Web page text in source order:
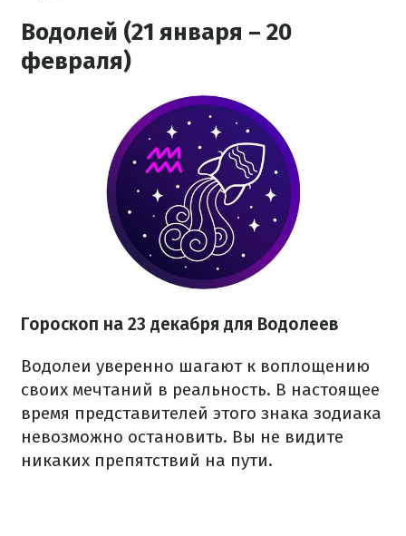
Водолей (21 января – 20
февраля)
Гороскоп на 23 декабря для Водолеев
Водолеи уверенно шагают к воплощению
своих мечтаний в реальность. В настоящее
время представителей этого знака зодиака
невозможно остановить. Вы не видите
никаких препятствий на пути.